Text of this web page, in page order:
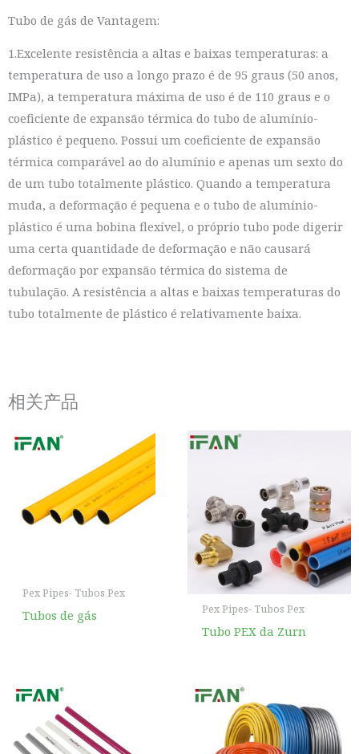
Tubo de gás de Vantagem:
1.Excelente resistência a altas e baixas temperaturas: a
temperatura de uso a longo prazo é de 95 graus (50 anos,
IMPa), a temperatura máxima de uso é de 110 graus e o
coeficiente de expansão térmica do tubo de alumínio-
plástico é pequeno. Possui um coeficiente de expansão
térmica comparável ao do alumínio e apenas um sexto do
de um tubo totalmente plástico. Quando a temperatura
muda, a deformação é pequena e o tubo de alumínio-
plástico é uma bobina flexível, o próprio tubo pode digerir
uma certa quantidade de deformação e não causará
deformação por expansão térmica do sistema de
tubulação. A resistência a altas e baixas temperaturas do
tubo totalmente de plástico é relativamente baixa.
相关产品
Pex Pipes- Tubos Pex
Tubos de gás Pex Pipes- Tubos Pex
Tubo PEX da Zurn